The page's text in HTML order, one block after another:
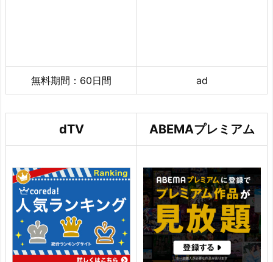
無料期間：60日間 ad
dTV ABEMAプレミアム